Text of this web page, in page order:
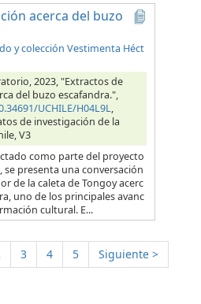
acerca del buzo
y colección Vestimenta Héct
2023, "Extractos de
del buzo escafandra.",
UCHILE/H04L9L,
de investigación de la
V3
como parte del proyecto
se presenta una conversación
de la caleta de Tongoy acerc
uno de los principales avanc
cultural. E...
3 4 5
Siguiente >